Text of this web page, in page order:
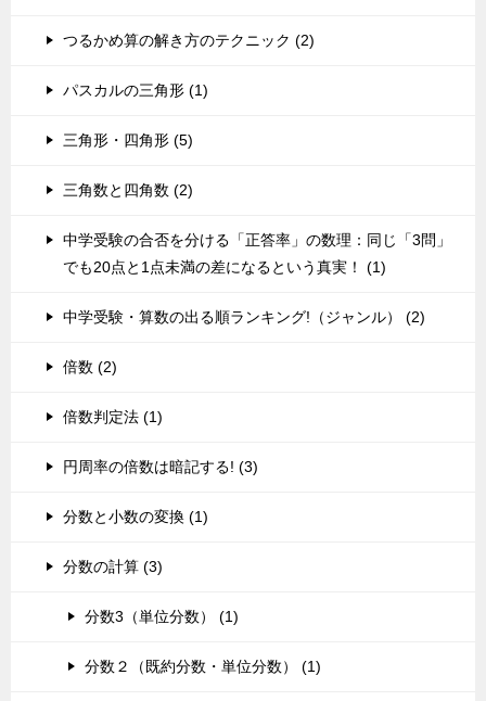
つるかめ算の解き方のテクニック (2)
パスカルの三角形 (1)
三角形・四角形 (5)
三角数と四角数 (2)
中学受験の合否を分ける「正答率」の数理：同じ「3問」
でも20点と1点未満の差になるという真実！ (1)
中学受験・算数の出る順ランキング!（ジャンル） (2)
倍数 (2)
倍数判定法 (1)
円周率の倍数は暗記する! (3)
分数と小数の変換 (1)
分数の計算 (3)
分数3（単位分数） (1)
分数２（既約分数・単位分数） (1)